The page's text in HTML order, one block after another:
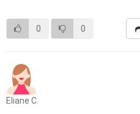
0 0
Eliane C.